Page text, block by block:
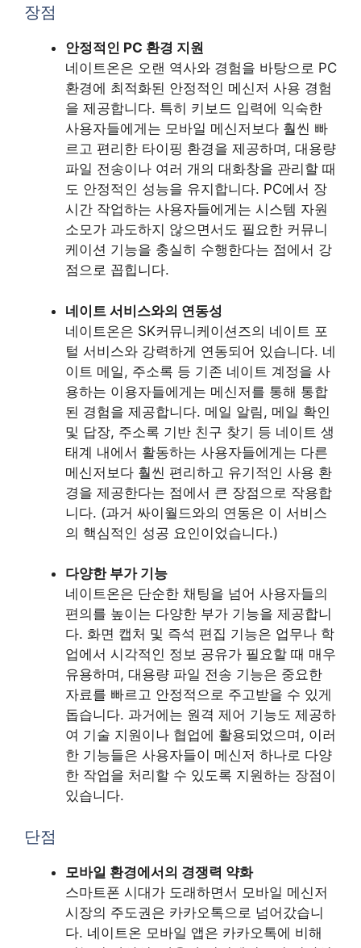
장점
안정적인 PC 환경 지원
네이트온은 오랜 역사와 경험을 바탕으로 PC
환경에 최적화된 안정적인 메신저 사용 경험
을 제공합니다. 특히 키보드 입력에 익숙한
사용자들에게는 모바일 메신저보다 훨씬 빠
르고 편리한 타이핑 환경을 제공하며, 대용량
파일 전송이나 여러 개의 대화창을 관리할 때
도 안정적인 성능을 유지합니다. PC에서 장
시간 작업하는 사용자들에게는 시스템 자원
소모가 과도하지 않으면서도 필요한 커뮤니
케이션 기능을 충실히 수행한다는 점에서 강
점으로 꼽힙니다.
네이트 서비스와의 연동성
네이트온은 SK커뮤니케이션즈의 네이트 포
털 서비스와 강력하게 연동되어 있습니다. 네
이트 메일, 주소록 등 기존 네이트 계정을 사
용하는 이용자들에게는 메신저를 통해 통합
된 경험을 제공합니다. 메일 알림, 메일 확인
및 답장, 주소록 기반 친구 찾기 등 네이트 생
태계 내에서 활동하는 사용자들에게는 다른
메신저보다 훨씬 편리하고 유기적인 사용 환
경을 제공한다는 점에서 큰 장점으로 작용합
니다. (과거 싸이월드와의 연동은 이 서비스
의 핵심적인 성공 요인이었습니다.)
다양한 부가 기능
네이트온은 단순한 채팅을 넘어 사용자들의
편의를 높이는 다양한 부가 기능을 제공합니
다. 화면 캡처 및 즉석 편집 기능은 업무나 학
업에서 시각적인 정보 공유가 필요할 때 매우
유용하며, 대용량 파일 전송 기능은 중요한
자료를 빠르고 안정적으로 주고받을 수 있게
돕습니다. 과거에는 원격 제어 기능도 제공하
여 기술 지원이나 협업에 활용되었으며, 이러
한 기능들은 사용자들이 메신저 하나로 다양
한 작업을 처리할 수 있도록 지원하는 장점이
있습니다.
단점
모바일 환경에서의 경쟁력 약화
스마트폰 시대가 도래하면서 모바일 메신저
시장의 주도권은 카카오톡으로 넘어갔습니
다. 네이트온 모바일 앱은 카카오톡에 비해